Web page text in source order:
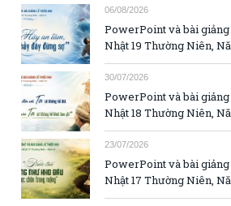
06/08/2026
PowerPoint và bài giảng
Nhật 19 Thường Niên,
30/07/2026
PowerPoint và bài
Nhật 18 Thường Niên,
23/07/2026
PowerPoint và bài
Nhật 17 Thường Niên,